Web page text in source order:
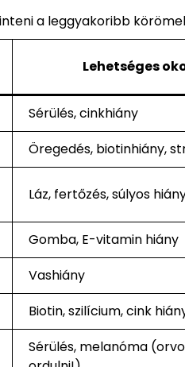
a leggyakoribb
Lehetséges
Sérülés, cinkhiány
Öregedés, biotinhiány,
Láz, fertőzés, súlyos
Gomba, E-vitamin hiány
Vashiány
Biotin, szilícium, cink
Sérülés, melanóma